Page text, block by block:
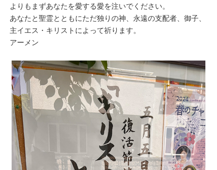
よりもまずあなたを愛する愛を注いでください。
あなたと聖霊とともにただ独りの神、永遠の支配者、御子、
主イエス・キリストによって祈ります。
アーメン